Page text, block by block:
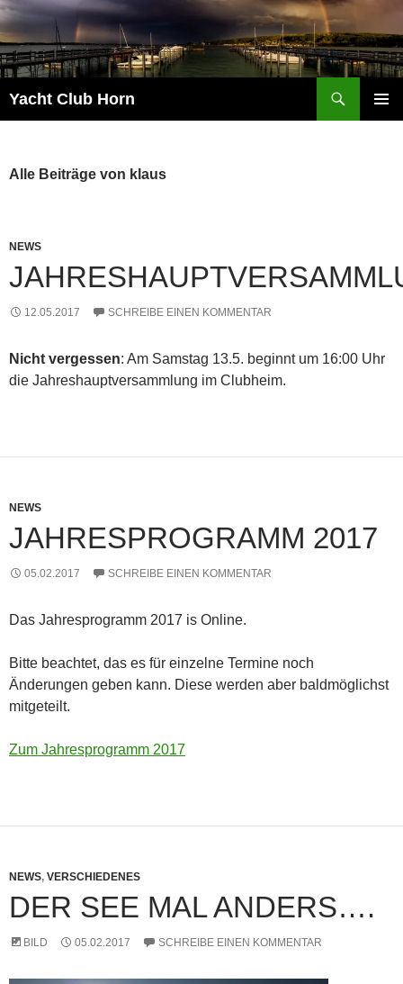
Zum
Inhalt
springen
Yacht Club Horn
Alle Beiträge von klaus
NEWS
12.05.2017 SCHREIBE EINEN KOMMENTAR
Nicht vergessen: Am Samstag 13.5. beginnt um 16:00 Uhr
die Jahreshauptversammlung im Clubheim.
NEWS
JAHRESPROGRAMM 2017
05.02.2017 SCHREIBE EINEN KOMMENTAR
Das Jahresprogramm 2017 is Online.
Bitte beachtet, das es für einzelne Termine noch
Änderungen geben kann. Diese werden aber baldmöglichst
mitgeteilt.
Zum Jahresprogramm 2017
NEWS, VERSCHIEDENES
DER SEE MAL ANDERS….
BILD 05.02.2017 SCHREIBE EINEN KOMMENTAR